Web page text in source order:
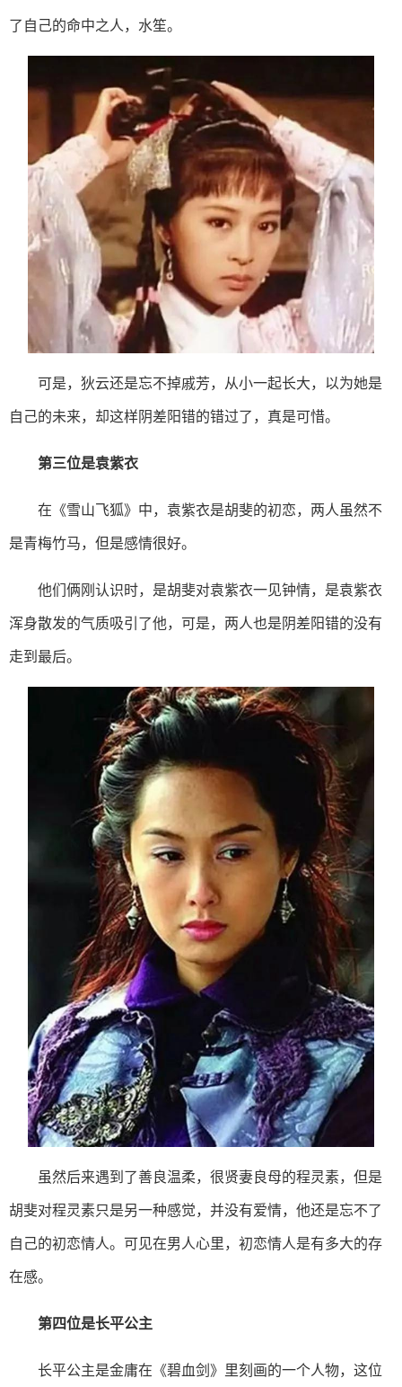
了自己的命中之人，水笙。
可是，狄云还是忘不掉戚芳，从小一起长大，以为她是
自己的未来，却这样阴差阳错的错过了，真是可惜。
第三位是袁紫衣
在《雪山飞狐》中，袁紫衣是胡斐的初恋，两人虽然不
是青梅竹马，但是感情很好。
他们俩刚认识时，是胡斐对袁紫衣一见钟情，是袁紫衣
浑身散发的气质吸引了他，可是，两人也是阴差阳错的没有
走到最后。
虽然后来遇到了善良温柔，很贤妻良母的程灵素，但是
胡斐对程灵素只是另一种感觉，并没有爱情，他还是忘不了
自己的初恋情人。可见在男人心里，初恋情人是有多大的存
在感。
第四位是长平公主
长平公主是金庸在《碧血剑》里刻画的一个人物，这位